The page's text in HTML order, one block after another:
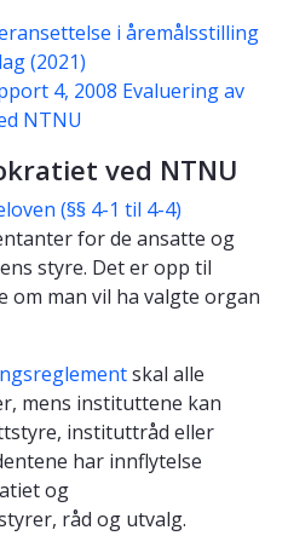
i åremålsstilling
(2021)
4, 2008 Evaluering av
NTNU
ved NTNU
(§§ 4-1 til 4-4)
for de ansatte og
styre. Det er opp til
om man vil ha valgte organ
skal alle
mens instituttene kan
instituttråd eller
har innflytelse
og
råd og utvalg.